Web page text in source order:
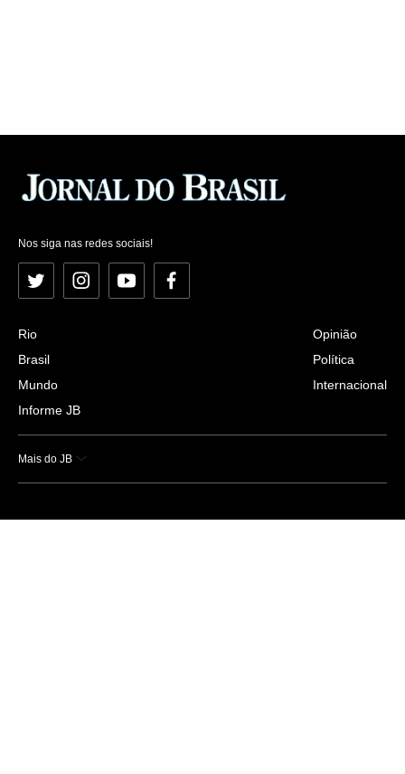
Nos siga nas redes sociais!
Twitter InstagramYouTubeFacebook
Rio
Brasil
Mundo
Informe JB
Opinião
Política
Internacional
Mais do JB
Esportes